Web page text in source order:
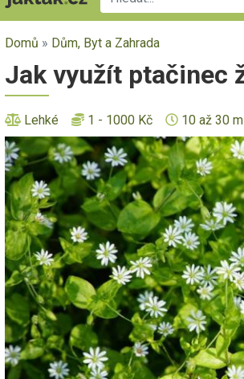
Domů » Dům, Byt a Zahrada
Jak využít ptačinec
Lehké 1 - 1000 Kč 10 až 30